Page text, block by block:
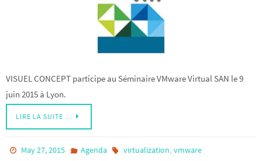
VISUEL CONCEPT participe au Séminaire VMware Virtual SAN le 9
juin 2015 à Lyon.
LIRE LA SUITE …
May 27, 2015 Agenda virtualization, vmware